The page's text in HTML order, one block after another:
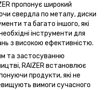
пропонує широкий
свердла по металу, диски
та багато іншого, які
інструменти для
з високою ефективністю.
та застосуванню
RAIZER встановлює
продукти, які не
вимоги сучасного